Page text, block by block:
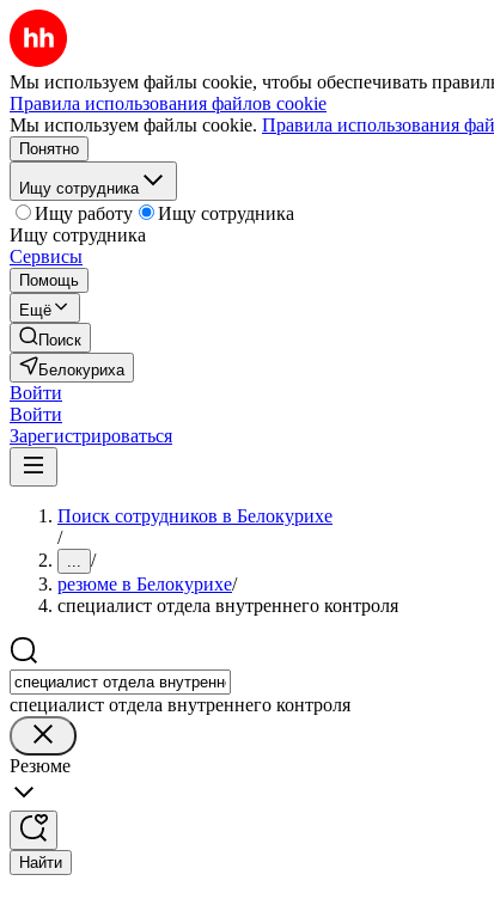
Мы используем файлы cookie, чтобы обеспечивать
Правила использования файлов cookie
Мы используем файлы cookie. Правила использования
Понятно
Ищу сотрудника
Ищу работу
Ищу сотрудника
Ищу сотрудника
Сервисы
Помощь
Ещё
Поиск
Белокуриха
Войти
Войти
Зарегистрироваться
Поиск сотрудников в Белокурихе
/
... /
резюме в Белокурихе/
специалист отдела внутреннего контроля
специалист отдела внутреннего контроля
Резюме
Найти